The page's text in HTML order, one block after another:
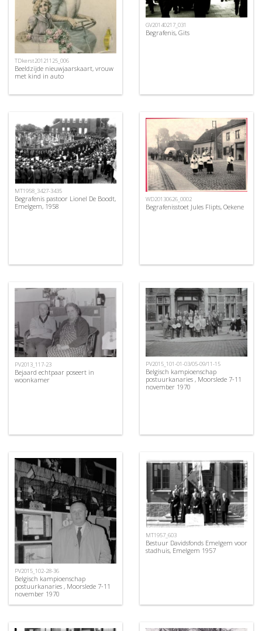
TDkerst20121125_006
Beeldzijde nieuwjaarskaart, vrouw
met kind in auto
GV20140217_031
Begrafenis, Gits
MT1958_3427-3435
Begrafenis pastoor Lionel De Boodt,
Emelgem, 1958
WD20130626_0002
Begrafenisstoet Jules Flipts, Oekene
PV2013_117-23
Bejaard echtpaar poseert in
woonkamer
PV2015_101-01-03/05-09/11-15
Belgisch kampioenschap
postuurkanaries , Moorslede 7-11
november 1970
PV2015_102-28-36
Belgisch kampioenschap
postuurkanaries , Moorslede 7-11
november 1970
MT1957_603
Bestuur Davidsfonds Emelgem voor
stadhuis, Emelgem 1957